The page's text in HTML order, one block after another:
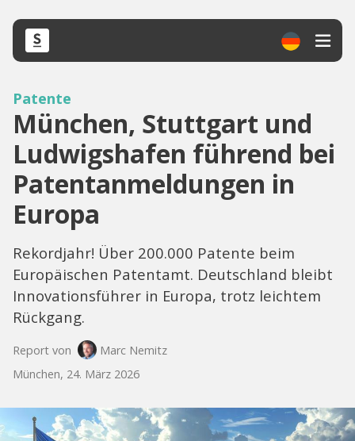
Patente
München, Stuttgart und
Ludwigshafen führend bei
Patentanmeldungen in
Europa
Rekordjahr! Über 200.000 Patente beim
Europäischen Patentamt. Deutschland bleibt
Innovationsführer in Europa, trotz leichtem
Rückgang.
Report von
Marc Nemitz
München, 24. März 2026